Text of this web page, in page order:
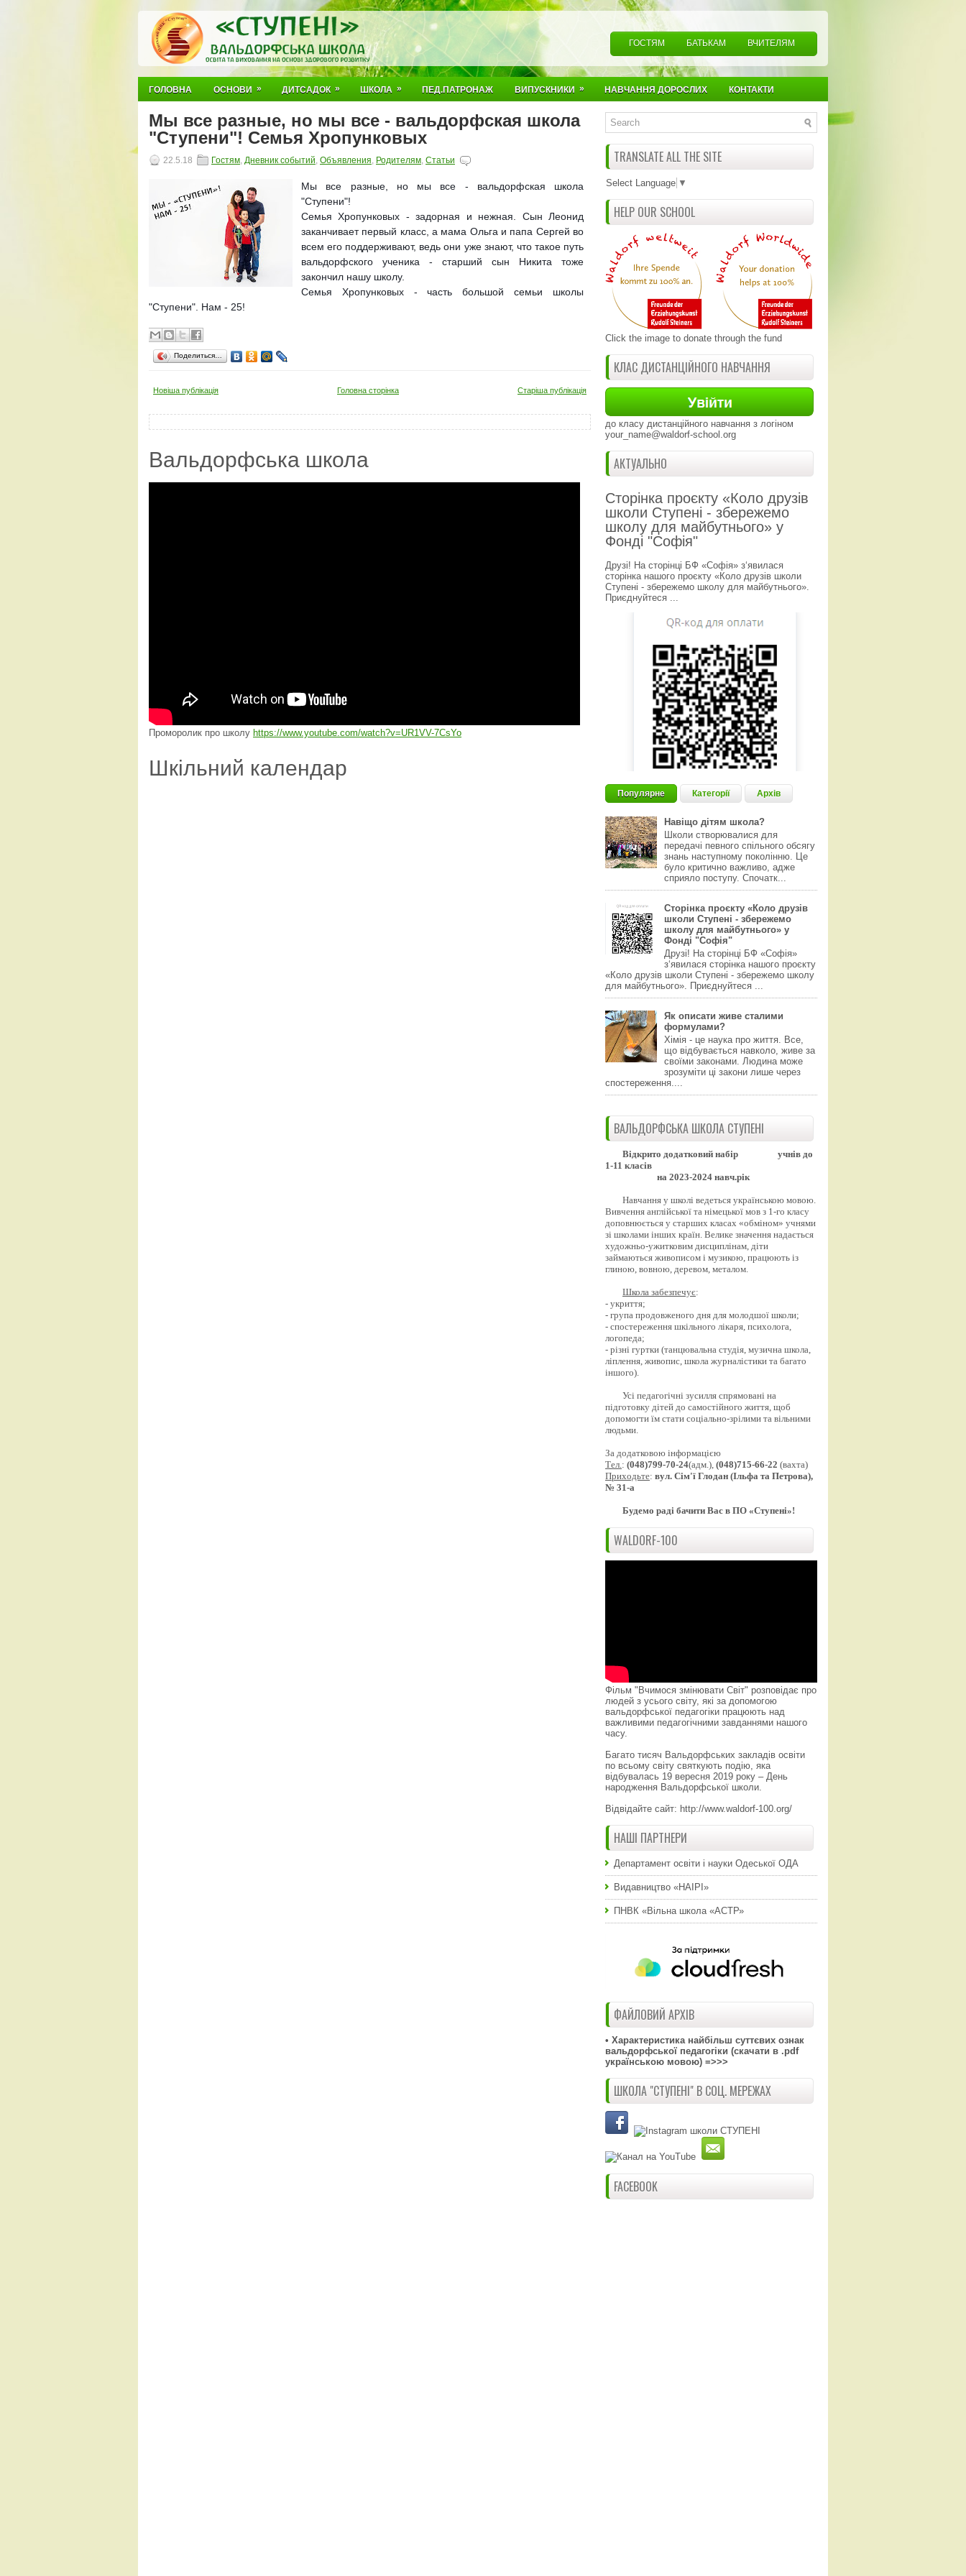
ГОСТЯМ БАТЬКАМ ВЧИТЕЛЯМ
ГОЛОВНА ОСНОВИ » ДИТСАДОК » ШКОЛА » ПЕД.ПАТРОНАЖ ВИПУСКНИКИ » НАВЧАННЯ ДОРОСЛИХ КОНТАКТИ
Мы все разные, но мы все - вальдорфская школа
"Ступени"! Семья Хропунковых
22.5.18 Гостям, Дневник событий, Объявления, Родителям, Статьи
Мы все разные, но мы все - вальдорфская школа
"Ступени"!
Семья Хропунковых - задорная и нежная. Сын Леонид
заканчивает первый класс, а мама Ольга и папа Сергей во
всем его поддерживают, ведь они уже знают, что такое путь
вальдорфского ученика - старший сын Никита тоже
закончил нашу школу.
Семья Хропунковых - часть большой семьи школы
"Ступени". Нам - 25!
Поделиться…
Новіша публікація Старіша публікація
Головна сторінка
Вальдорфська школа
Проморолик про школу https://www.youtube.com/watch?v=UR1VV-7CsYo
Шкільний календар
TRANSLATE ALL THE SITE
Select Language ▼
HELP OUR SCHOOL
Click the image to donate through the fund
КЛАС ДИСТАНЦІЙНОГО НАВЧАННЯ
до класу дистанційного навчання з логіном
your_name@waldorf-school.org
АКТУАЛЬНО
Сторінка проєкту «Коло друзів
школи Ступені - збережемо
школу для майбутнього» у
Фонді "Софія"
Друзі! На сторінці БФ «Софія» з‘явилася
сторінка нашого проєкту «Коло друзів школи
Ступені - збережемо школу для майбутнього».
Приєднуйтеся ...
Популярне Категорії Архів
Навіщо дітям школа?
Школи створювалися для
передачі певного спільного обсягу
знань наступному поколінню. Це
було критично важливо, адже
сприяло поступу. Спочатк...
Сторінка проєкту «Коло друзів
школи Ступені - збережемо
школу для майбутнього» у
Фонді "Софія"
Друзі! На сторінці БФ «Софія»
з‘явилася сторінка нашого проєкту
«Коло друзів школи Ступені - збережемо школу
для майбутнього». Приєднуйтеся ...
Як описати живе сталими
формулами?
Хімія - це наука про життя. Все,
що відбувається навколо, живе за
своїми законами. Людина може
зрозуміти ці закони лише через
спостереження....
ВАЛЬДОРФСЬКА ШКОЛА СТУПЕНІ
Відкрито додатковий набір
учнів до
1-11 класів
на 2023-2024 навч.рік
Навчання у школі ведеться українською мовою.
Вивчення англійської та німецької мов з 1-го класу
доповнюється у старших класах «обміном» учнями
зі школами інших країн. Велике значення надається
художньо-ужитковим дисциплінам, діти
займаються живописом і музикою, працюють із
глиною, вовною, деревом, металом.
Школа забезпечує:
- укриття;
- група продовженого дня для молодшої школи;
- спостереження шкільного лікаря, психолога,
логопеда;
- різні гуртки (танцювальна студія, музична школа,
ліплення, живопис, школа журналістики та багато
іншого).
Усі педагогічні зусилля спрямовані на
підготовку дітей до самостійного життя, щоб
допомогти їм стати соціально-зрілими та вільними
людьми.
За додатковою інформацією
Тел. : (048)799-70-24(адм.), (048)715-66-22 (вахта)
Приходьте: вул. Сім'ї Глодан (Ільфа та Петрова),
№ 31-а
Будемо раді бачити Вас в ПО «Ступені»!
WALDORF-100
Фільм "Вчимося змінювати Світ" розповідає про
людей з усього світу, які за допомогою
вальдорфської педагогіки працюють над
важливими педагогічними завданнями нашого
часу.
Багато тисяч Вальдорфських закладів освіти
по всьому світу святкують подію, яка
відбувалась 19 вересня 2019 року – День
народження Вальдорфської школи.
Відвідайте сайт: http://www.waldorf-100.org/
НАШІ ПАРТНЕРИ
Департамент освіти і науки Одеської ОДА
Видавництво «НАІРІ»
ПНВК «Вільна школа «АСТР»
ФАЙЛОВИЙ АРХІВ
• Характеристика найбільш суттєвих ознак
вальдорфської педагогіки (скачати в .pdf
українською мовою) =>>>
ШКОЛА "СТУПЕНІ" В СОЦ. МЕРЕЖАХ
FACEBOOK